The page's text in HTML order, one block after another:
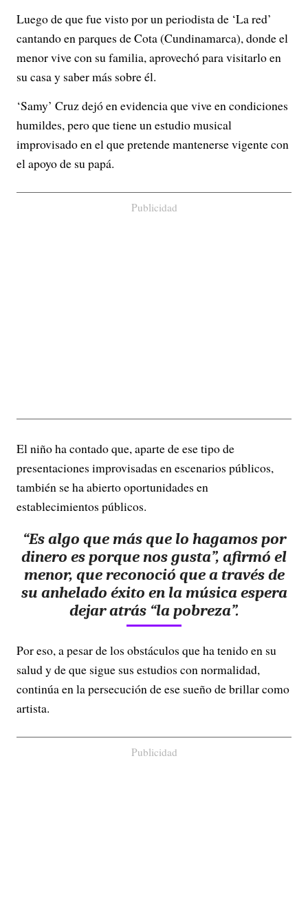
Luego de que fue visto por un periodista de ‘La red’
cantando en parques de Cota (Cundinamarca), donde el
menor vive con su familia, aprovechó para visitarlo en
su casa y saber más sobre él.
‘Samy’ Cruz dejó en evidencia que vive en condiciones
humildes, pero que tiene un estudio musical
improvisado en el que pretende mantenerse vigente con
el apoyo de su papá.
Publicidad
El niño ha contado que, aparte de ese tipo de
presentaciones improvisadas en escenarios públicos,
también se ha abierto oportunidades en
establecimientos públicos.
“Es algo que más que lo hagamos por
dinero es porque nos gusta”, afirmó el
menor, que reconoció que a través de
su anhelado éxito en la música espera
dejar atrás “la pobreza”.
Por eso, a pesar de los obstáculos que ha tenido en su
salud y de que sigue sus estudios con normalidad,
continúa en la persecución de ese sueño de brillar como
artista.
Publicidad